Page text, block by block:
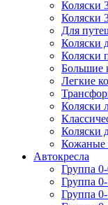
Коляски
Коляски
Для
Коляски
Коляски
Большие
Легкие
Коляски
Коляски
Кожаные
Автокресла
Группа
Группа
Группа